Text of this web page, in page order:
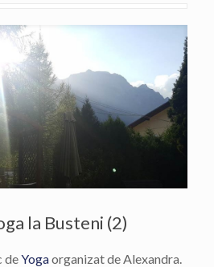
la Busteni (2)
deYogaorganizat de Alexandra.